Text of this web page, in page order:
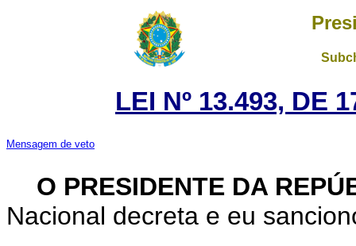
LEI Nº 13.493, DE
Mensagem de veto
O PRESIDENTE DA
Nacional decreta e eu